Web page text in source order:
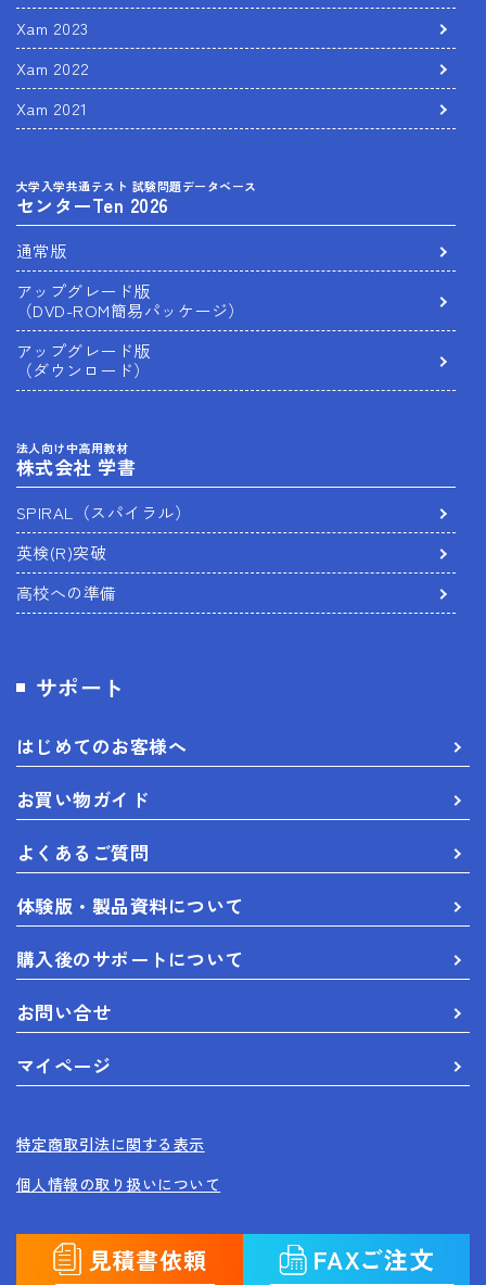
Xam 2023
Xam 2022
Xam 2021
大学入学共通テスト 試験問題データベース
センターTen 2026
通常版
アップグレード版
（DVD-ROM簡易パッケージ）
アップグレード版
（ダウンロード）
法人向け中高用教材
株式会社 学書
SPIRAL（スパイラル）
英検(R)突破
高校への準備
サポート
はじめてのお客様へ
お買い物ガイド
よくあるご質問
体験版・製品資料について
購入後のサポートについて
お問い合せ
マイページ
特定商取引法に関する表示
個人情報の取り扱いについて